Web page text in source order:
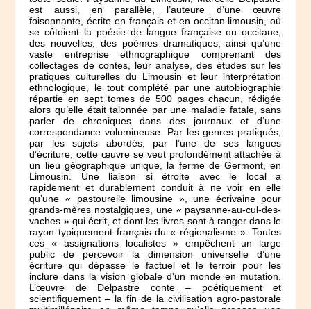
est aussi, en parallèle, l’auteure d’une œuvre
foisonnante, écrite en français et en occitan limousin, où
se côtoient la poésie de langue française ou occitane,
des nouvelles, des poèmes dramatiques, ainsi qu’une
vaste entreprise ethnographique comprenant des
collectages de contes, leur analyse, des études sur les
pratiques culturelles du Limousin et leur interprétation
ethnologique, le tout complété par une autobiographie
répartie en sept tomes de 500 pages chacun, rédigée
alors qu’elle était talonnée par une maladie fatale, sans
parler de chroniques dans des journaux et d’une
correspondance volumineuse. Par les genres pratiqués,
par les sujets abordés, par l’une de ses langues
d’écriture, cette œuvre se veut profondément attachée à
un lieu géographique unique, la ferme de Germont, en
Limousin. Une liaison si étroite avec le local a
rapidement et durablement conduit à ne voir en elle
qu’une « pastourelle limousine », une écrivaine pour
grands-mères nostalgiques, une « paysanne-au-cul-des-
vaches » qui écrit, et dont les livres sont à ranger dans le
rayon typiquement français du « régionalisme ». Toutes
ces « assignations localistes » empêchent un large
public de percevoir la dimension universelle d’une
écriture qui dépasse le factuel et le terroir pour les
inclure dans la vision globale d’un monde en mutation.
L’œuvre de Delpastre conte – poétiquement et
scientifiquement – la fin de la civilisation agro-pastorale